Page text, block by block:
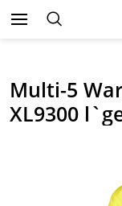
Multi-5
XL9300